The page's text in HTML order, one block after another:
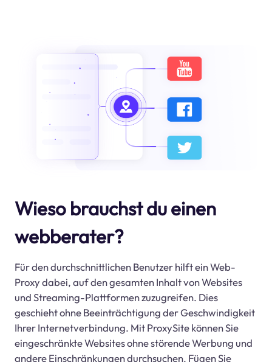
Wieso brauchst du einen
webberater?
Für den durchschnittlichen Benutzer hilft ein Web-
Proxy dabei, auf den gesamten Inhalt von Websites
und Streaming-Plattformen zuzugreifen. Dies
geschieht ohne Beeinträchtigung der Geschwindigkeit
Ihrer Internetverbindung. Mit ProxySite können Sie
eingeschränkte Websites ohne störende Werbung und
andere Einschränkungen durchsuchen. Fügen Sie